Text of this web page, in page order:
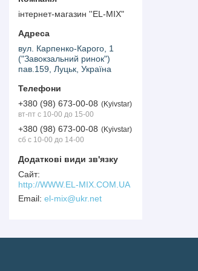
інтернет-магазин ''EL-MIX"
вул. Карпенко-Карого, 1
("Завокзальний ринок")
пав.159, Луцьк, Україна
+380 (98) 673-00-08
Kyivstar
вт-пт с 10-00 до 15-00
+380 (98) 673-00-08
Kyivstar
сб с 10-00 до 14-00
http://WWW.EL-MIX.COM.UA
el-mix@ukr.net